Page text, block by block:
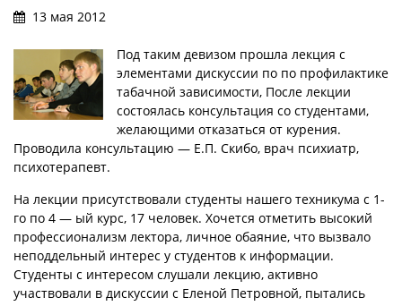
13 мая 2012
Под таким девизом прошла лекция с
элементами дискуссии по по профилактике
табачной зависимости, После лекции
состоялась консультация со студентами,
желающими отказаться от курения.
Проводила консультацию — Е.П. Скибо, врач психиатр,
психотерапевт.
На лекции присутствовали студенты нашего техникума с 1-
го по 4 — ый курс, 17 человек. Хочется отметить высокий
профессионализм лектора, личное обаяние, что вызвало
неподдельный интерес у студентов к информации.
Студенты с интересом слушали лекцию, активно
участвовали в дискуссии с Еленой Петровной, пытались